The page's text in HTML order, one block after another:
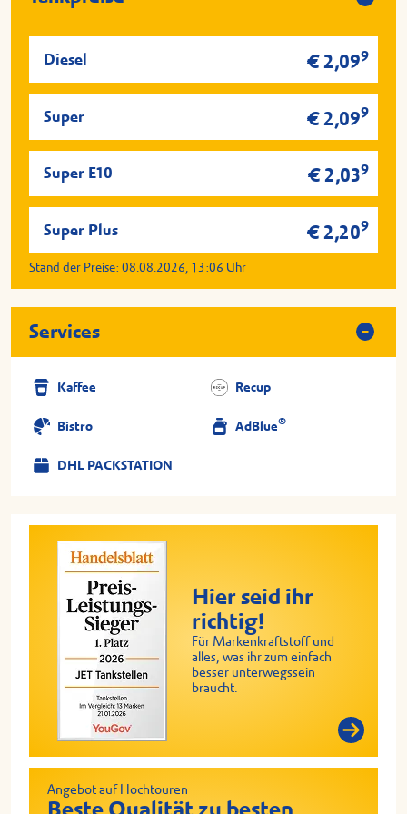
Diesel € 2,099
Super € 2,099
Super E10 € 2,039
Super Plus € 2,209
Stand der Preise: 08.08.2026, 13:06 Uhr
Services
Kaffee Recup
Bistro AdBlue®
DHL PACKSTATION
Hier seid ihr
richtig!
Für Markenkraftstoff und
alles, was ihr zum einfach
besser unterwegssein
braucht.
Angebot auf Hochtouren